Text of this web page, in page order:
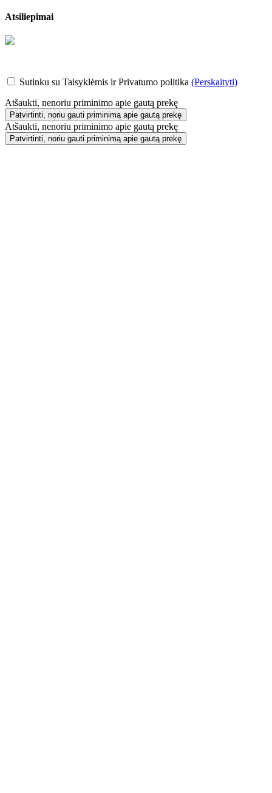
Atsiliepimai
Sutinku su Taisyklėmis ir Privatumo politika (Perskaityti)
Atšaukti, nenoriu priminimo apie gautą prekę
Patvirtinti, noriu gauti priminimą apie gautą prekę
Atšaukti, nenoriu priminimo apie gautą prekę
Patvirtinti, noriu gauti priminimą apie gautą prekę